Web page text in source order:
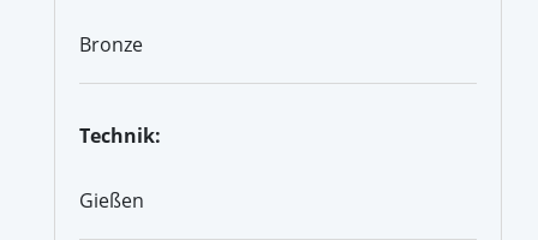
Bronze
Technik:
Gießen